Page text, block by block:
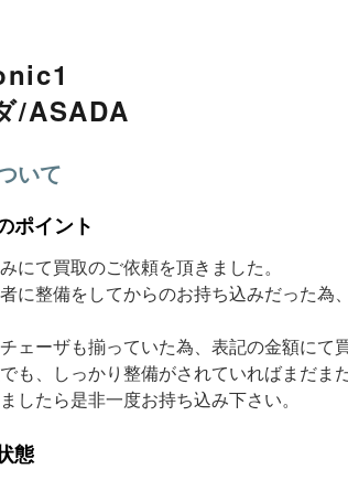
/ASADA
いて
ポイント
にて買取のご依頼を頂きました。
に整備をしてからのお持ち込みだった為
ェーザも揃っていた為、表記の金額にて
も、しっかり整備がされていればまだま
したら是非一度お持ち込み下さい。
態